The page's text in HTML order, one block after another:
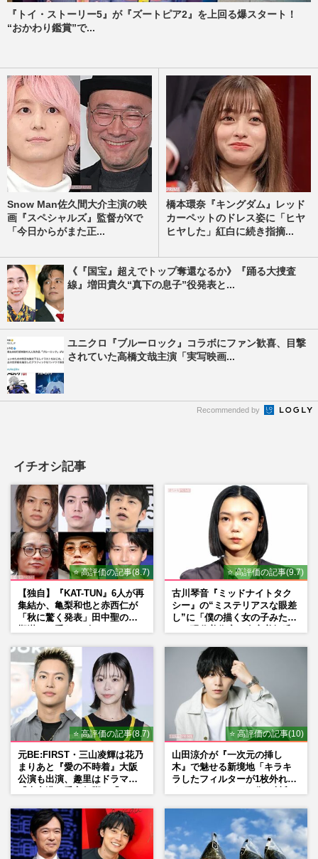
『トイ・ストーリー5』が『ズートピア2』を上回る爆スタート！
“おかわり鑑賞”で...
Snow Man佐久間大介主演の映
画『スペシャルズ』監督がXで
「今日からがまた正...
橋本環奈『キングダム』レッド
カーペットのドレス姿に「ヒヤ
ヒヤした」紅白に続き指摘...
《『国宝』超えでトップ奪還なるか》『踊る大捜査
線』増田貴久“真下の息子”役発表と...
ユニクロ『ブルーロック』コラボにファン歓喜、目撃
されていた高橋文哉主演「実写映画...
Recommended by
イチオシ記事
⭐ 高評価の記事(8.7)
【独自】『KAT-TUN』6人が再
集結か、亀梨和也と赤西仁が
「秋に驚く発表」田中聖の刑
⭐ 高評価の記事(9.7)
古川琴音『ミッドナイトタク
シー』の“ミステリアスな眼差
し”に「僕の描く女の子みた
⭐ 高評価の記事(8.7)
元BE:FIRST・三山凌輝は花乃
まりあと『愛の不時着』大阪
公演も出演、趣里はドラマ
⭐ 高評価の記事(10)
山田涼介が『一次元の挿し
木』で魅せる新境地「キラキ
ラしたフィルターが1枚外れて